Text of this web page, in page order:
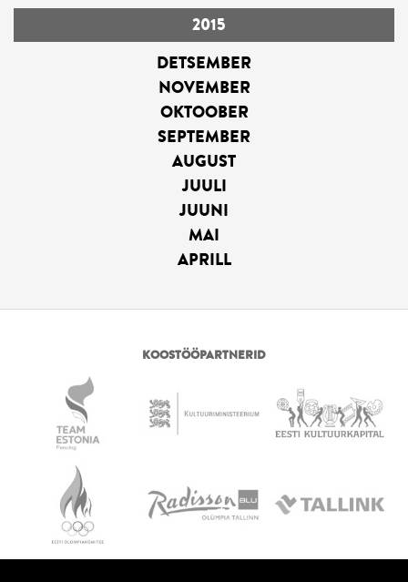
2015
DETSEMBER
NOVEMBER
OKTOOBER
SEPTEMBER
AUGUST
JUULI
JUUNI
MAI
APRILL
KOOSTÖÖPARTNERID